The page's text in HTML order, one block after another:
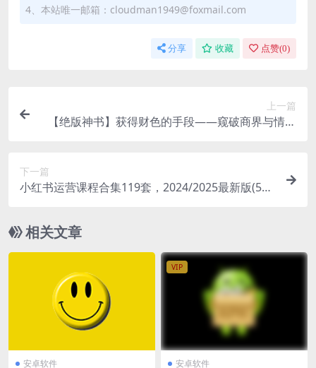
4、本站唯一邮箱：cloudman1949@foxmail.com
分享 收藏 点赞(0)
上一篇
【绝版神书】获得财色的手段——窥破商界与情场
下一篇
小红书运营课程合集119套，2024/2025最新版(521
相关文章
安卓软件
VIP
安卓软件